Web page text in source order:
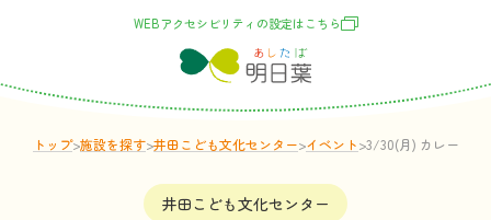
WEBアクセシビリティの設定はこちら
トップ>施設を探す>井田こども文化センター>イベント>3/30(月) カレーパー
井田こども文化センター